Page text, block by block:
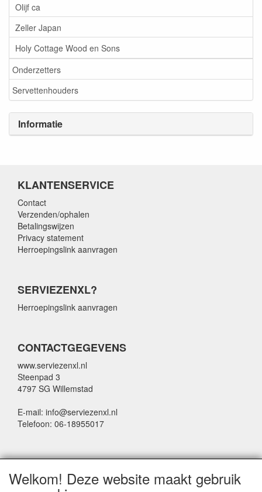
Olijf ca
Zeller Japan
Holy Cottage Wood en Sons
Onderzetters
Servettenhouders
Informatie
KLANTENSERVICE
Contact
Verzenden/ophalen
Betalingswijzen
Privacy statement
Herroepingslink aanvragen
SERVIEZENXL?
Herroepingslink aanvragen
CONTACTGEGEVENS
www.serviezenxl.nl
Steenpad 3
4797 SG Willemstad
E-mail: info@serviezenxl.nl
Telefoon: 06-18955017
Voornaam
Welkom! Deze website maakt gebruik